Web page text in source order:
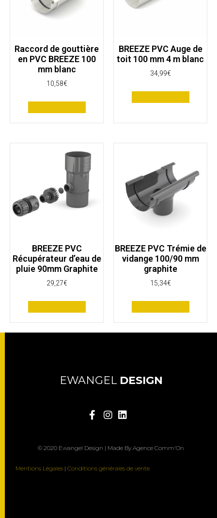
Raccord de gouttière
en PVC BREEZE 100
mm blanc
10,58€
BREEZE PVC Auge de
toit 100 mm 4 m blanc
34,99€
BREEZE PVC
Récupérateur d’eau de
pluie 90mm Graphite
29,27€
BREEZE PVC Trémie de
vidange 100/90 mm
graphite
15,34€
EWANGEL DESIGN
© 2020 Ewangel Design | Made By Agence Comm'On
Mentions Légales |Conditions générales de vente